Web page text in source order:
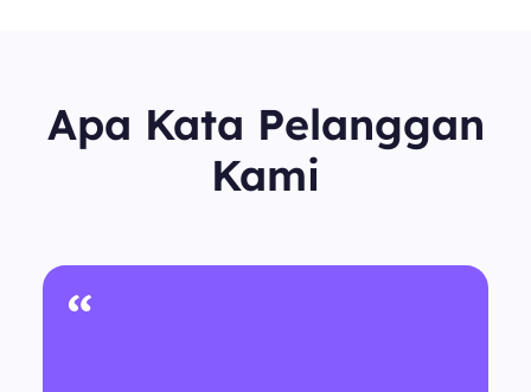
Apa Kata Pelanggan
Kami
“